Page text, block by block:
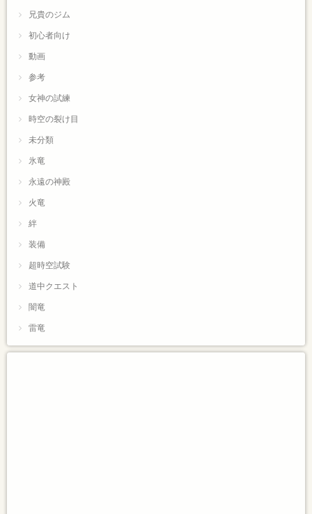
兄貴のジム
初心者向け
動画
参考
女神の試練
時空の裂け目
未分類
氷竜
永遠の神殿
火竜
絆
装備
超時空試験
道中クエスト
闇竜
雷竜